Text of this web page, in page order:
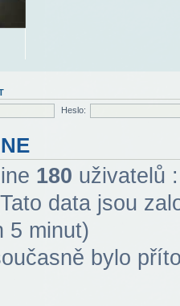
Heslo:
180 uživatelů
data jsou
5 minut)
bylo